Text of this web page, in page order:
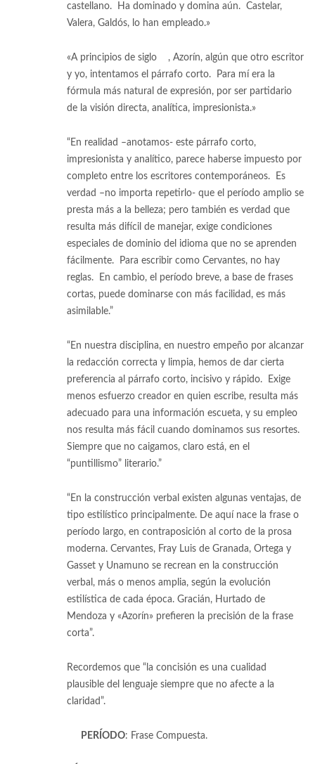
castellano. Ha dominado y domina aún. Castelar,
Valera, Galdós, lo han empleado.»
«A principios de siglo
, Azorín, algún que otro escritor
y yo, intentamos el párrafo corto. Para mí era la
fórmula más natural de expresión, por ser partidario
de la visión directa, analítica, impresionista.»
“En realidad –anotamos- este párrafo corto,
impresionista y analítico, parece haberse impuesto por
completo entre los escritores contemporáneos. Es
verdad –no importa repetirlo- que el período amplio se
presta más a la belleza; pero también es verdad que
resulta más difícil de manejar, exige condiciones
especiales de dominio del idioma que no se aprenden
fácilmente. Para escribir como Cervantes, no hay
reglas. En cambio, el período breve, a base de frases
cortas, puede dominarse con más facilidad, es más
asimilable.”
“En nuestra disciplina, en nuestro empeño por alcanzar
la redacción correcta y limpia, hemos de dar cierta
preferencia al párrafo corto, incisivo y rápido. Exige
menos esfuerzo creador en quien escribe, resulta más
adecuado para una información escueta, y su empleo
nos resulta más fácil cuando dominamos sus resortes.
Siempre que no caigamos, claro está, en el
“puntillismo” literario.”
“En la construcción verbal existen algunas ventajas, de
tipo estilístico principalmente. De aquí nace la frase o
período largo, en contraposición al corto de la prosa
moderna. Cervantes, Fray Luis de Granada, Ortega y
Gasset y Unamuno se recrean en la construcción
verbal, más o menos amplia, según la evolución
estilística de cada época. Gracián, Hurtado de
Mendoza y «Azorín» prefieren la precisión de la frase
corta”.
Recordemos que “la concisión es una cualidad
plausible del lenguaje siempre que no afecte a la
claridad”.
PERÍODO: Frase Compuesta.